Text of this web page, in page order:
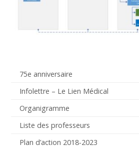
75e anniversaire
Infolettre – Le Lien Médical
Organigramme
Liste des professeurs
Plan d’action 2018-2023